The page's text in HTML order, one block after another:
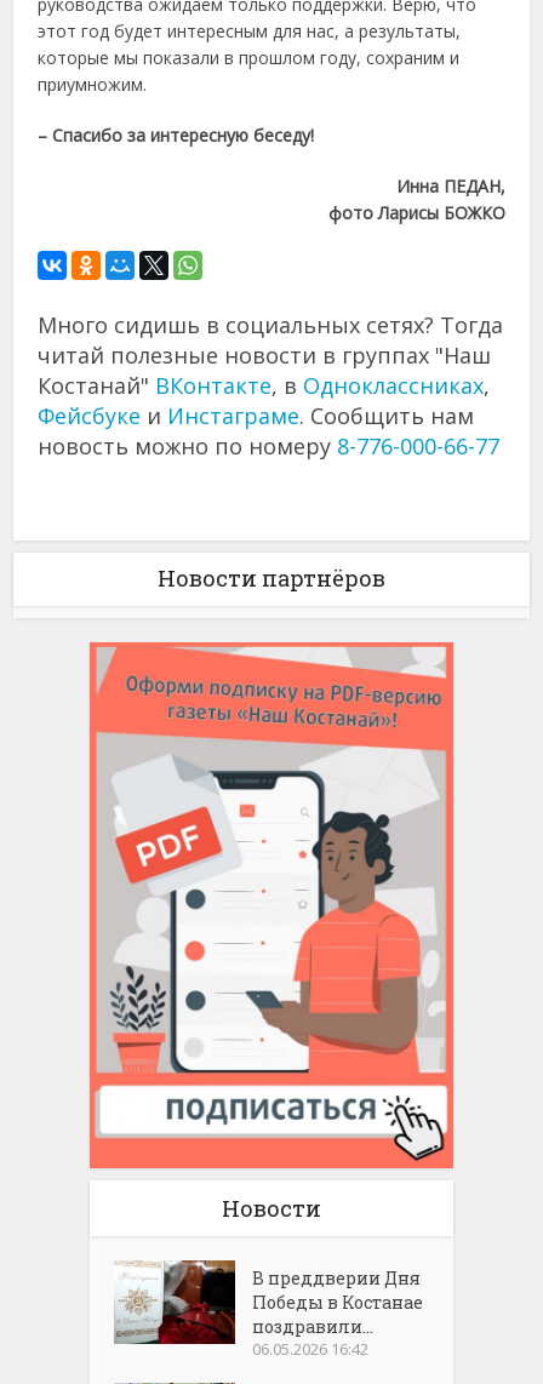
руководства ожидаем только поддержки. Верю, что
этот год будет интересным для нас, а результаты,
которые мы показали в прошлом году, сохраним и
приумножим.
– Спасибо за интересную беседу!
Инна ПЕДАН,
фото Ларисы БОЖКО
Много сидишь в социальных сетях? Тогда
читай полезные новости в группах "Наш
Костанай" ВКонтакте, в Одноклассниках,
Фейсбуке и Инстаграме. Сообщить нам
новость можно по номеру 8-776-000-66-77
Новости партнёров
Новости
В преддверии Дня
Победы в Костанае
поздравили...
06.05.2026 16:42